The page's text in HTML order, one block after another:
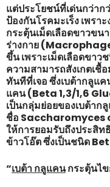
แต่ประโยชน์ที่เด่นกว่าก
ป้องกันโรคมะเร็ง เพรา
กระตุ้นเม็ดเลือดขาวข
ร่างกาย
ขึ้น เพราะเม็ดเลือดขา
ความสามารถสังเกตเชื้
ทันทีที่เจอ ซึ่งเบต้ากลูแ
แคน (Beta 1,3/1,6
เป็นกลุ่มย่อยของเบต้าก
ชื่อ Saccharomyces
ให้การยอมรับถึงประสิ
ข้าวโอ๊ต ซึ่งเป็นชนิด
“เบต้า กลูแคนกระตุ้นไข